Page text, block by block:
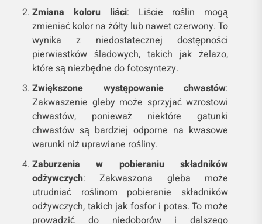
Zmiana koloru liści: Liście roślin mogą
zmieniać kolor na żółty lub nawet czerwony. To
wynika z niedostatecznej dostępności
pierwiastków śladowych, takich jak żelazo,
które są niezbędne do fotosyntezy.
Zwiększone występowanie chwastów:
Zakwaszenie gleby może sprzyjać wzrostowi
chwastów, ponieważ niektóre gatunki
chwastów są bardziej odporne na kwasowe
warunki niż uprawiane rośliny.
Zaburzenia w pobieraniu składników
odżywczych: Zakwaszona gleba może
utrudniać roślinom pobieranie składników
odżywczych, takich jak fosfor i potas. To może
prowadzić do niedoborów i dalszego